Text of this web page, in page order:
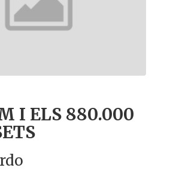
I ELS 880.000